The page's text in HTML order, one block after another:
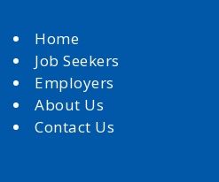
Home
Job Seekers
Employers
About Us
Contact Us